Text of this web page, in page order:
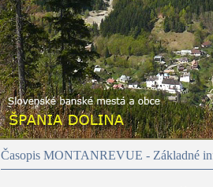
Časopis MONTANREVUE - Základné